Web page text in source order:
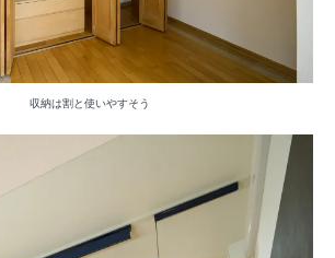
収納は割と使いやすそう